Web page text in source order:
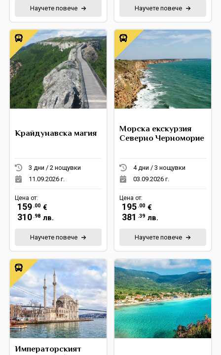
Научете повече Научете повече
Крайдунавска магия
3 дни / 2 нощувки
11.09.2026 г.
Цена от:
159 .00 €
310 .98 лв.
Научете повече
Морска екскурзия
Северно Черноморие
4 дни / 3 нощувки
03.09.2026 г.
Цена от:
195 .00 €
381 .39 лв.
Научете повече
Императорският